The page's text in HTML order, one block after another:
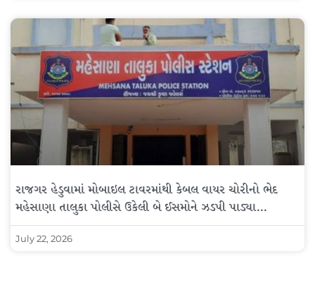
રાજગર હેડુવામાં મોબાઇલ ટાવરમાંથી કેબલ વાયર ચોરીનો ભેદ
મહેસાણા તાલુકા પોલીસે ઉકેલી બે ઈસમોને ઝડપી પાડ્યા…
July 22, 2026